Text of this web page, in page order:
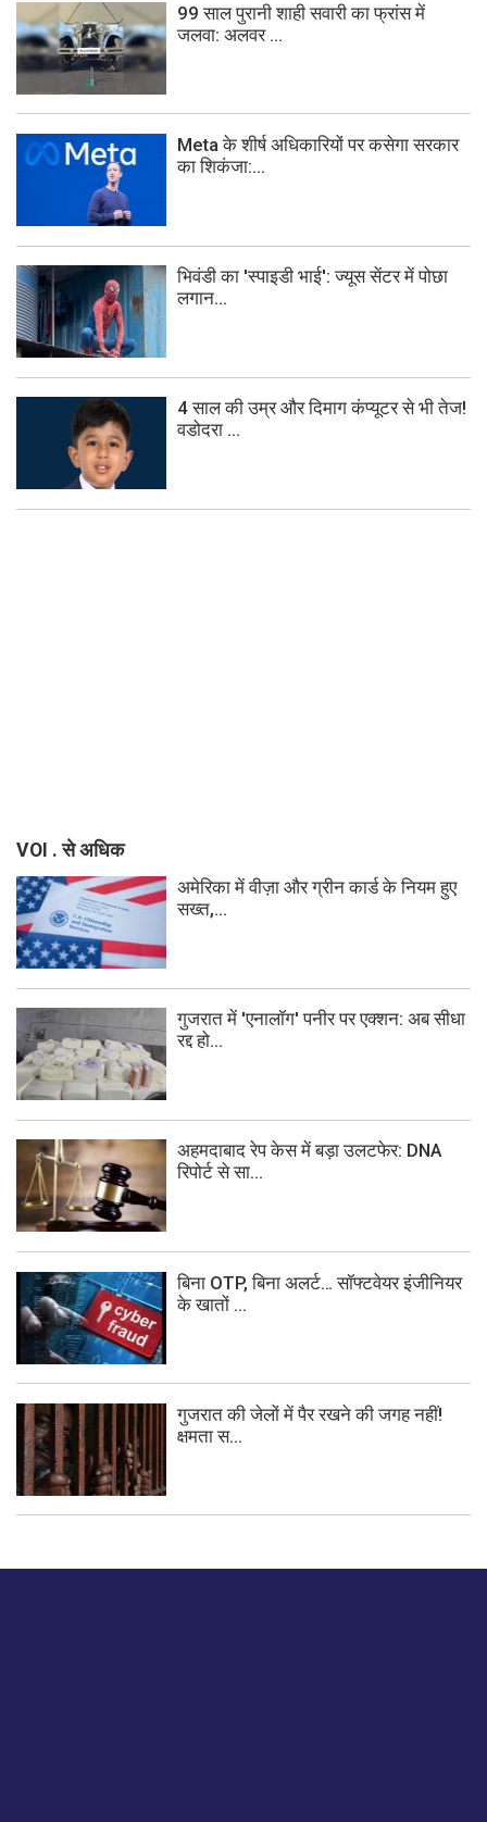
99 साल पुरानी शाही सवारी का फ्रांस में
जलवा: अलवर ...
Meta के शीर्ष अधिकारियों पर कसेगा सरकार
का शिकंजा:...
भिवंडी का 'स्पाइडी भाई': ज्यूस सेंटर में पोछा
लगान...
4 साल की उम्र और दिमाग कंप्यूटर से भी तेज!
वडोदरा ...
VOI . से अधिक
अमेरिका में वीज़ा और ग्रीन कार्ड के नियम हुए
सख्त,...
गुजरात में 'एनालॉग' पनीर पर एक्शन: अब सीधा
रद्द हो...
अहमदाबाद रेप केस में बड़ा उलटफेर: DNA
रिपोर्ट से सा...
बिना OTP, बिना अलर्ट… सॉफ्टवेयर इंजीनियर
के खातों ...
गुजरात की जेलों में पैर रखने की जगह नहीं!
क्षमता स...